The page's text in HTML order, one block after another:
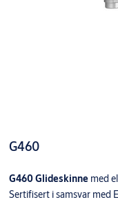
G460
G460 Glideskinnemed
Sertifisert i samsvar med